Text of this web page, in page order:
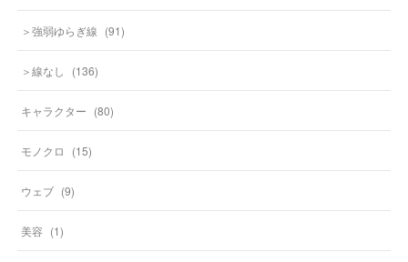
＞強弱ゆらぎ線 (91)
＞線なし (136)
キャラクター (80)
モノクロ (15)
ウェブ (9)
美容 (1)